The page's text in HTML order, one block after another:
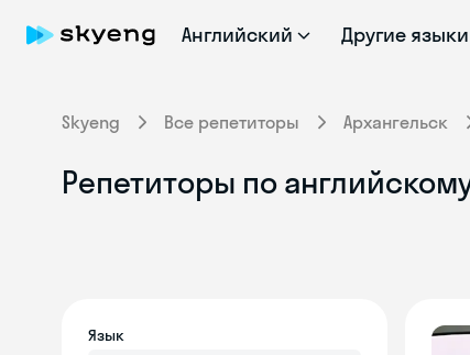
Английский Другие языки
Skyeng Все репетиторы Архангельск
Репетиторы по
Язык